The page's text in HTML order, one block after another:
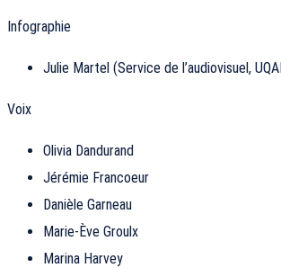
Infographie
Julie Martel (Service de l’audiovisuel,
Voix
Olivia Dandurand
Jérémie Francoeur
Danièle Garneau
Marie-Ève Groulx
Marina Harvey